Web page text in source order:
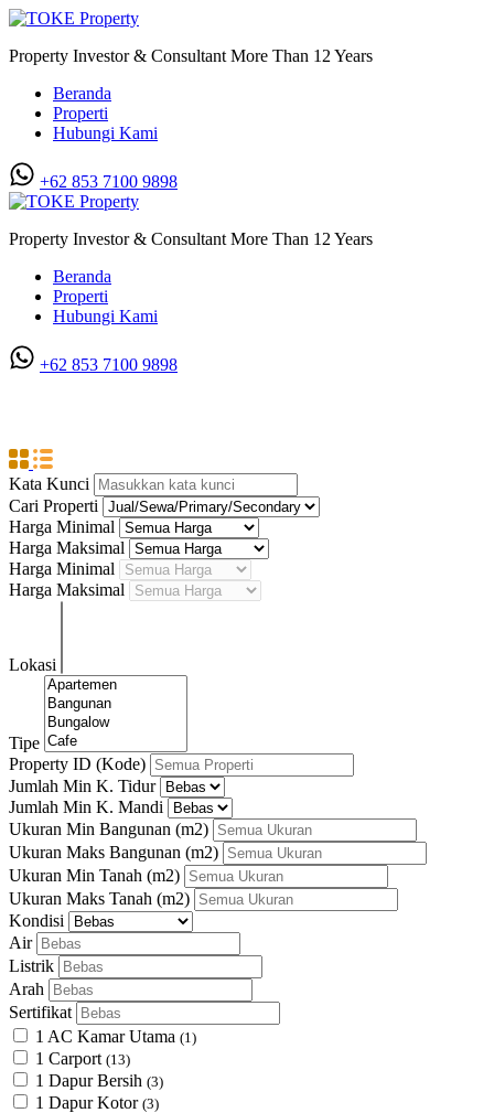
Property Investor & Consultant More Than 12 Years
Beranda
Properti
Hubungi Kami
+62 853 7100 9898‬
Property Investor & Consultant More Than 12 Years
Beranda
Properti
Hubungi Kami
+62 853 7100 9898‬
Kata Kunci
Cari Properti
Harga Minimal
Harga Maksimal
Harga Minimal
Harga Maksimal
Lokasi
Tipe
Property ID (Kode)
Jumlah Min K. Tidur
Jumlah Min K. Mandi
Ukuran Min Bangunan (m2)
Ukuran Maks Bangunan (m2)
Ukuran Min Tanah (m2)
Ukuran Maks Tanah (m2)
Kondisi
Air
Listrik
Arah
Sertifikat
1 AC Kamar Utama (1)
1 Carport (13)
1 Dapur Bersih (3)
1 Dapur Kotor (3)